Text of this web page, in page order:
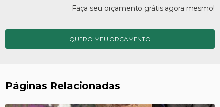
Faça seu orçamento grátis agora mesmo!
QUERO MEU ORÇAMENTO
Páginas Relacionadas